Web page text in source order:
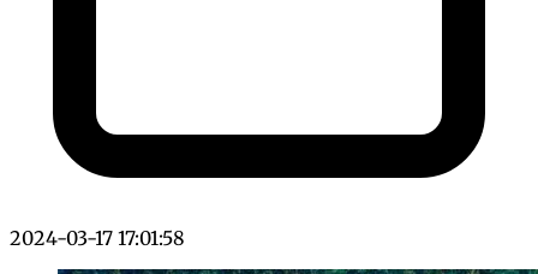
2024-03-17 17:01:58